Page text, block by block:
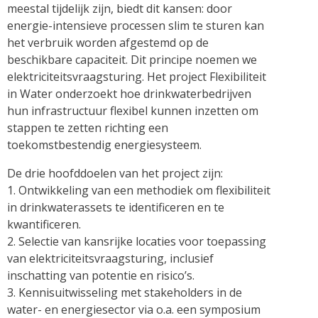
meestal tijdelijk zijn, biedt dit kansen: door
energie-intensieve processen slim te sturen kan
het verbruik worden afgestemd op de
beschikbare capaciteit. Dit principe noemen we
elektriciteitsvraagsturing. Het project Flexibiliteit
in Water onderzoekt hoe drinkwaterbedrijven
hun infrastructuur flexibel kunnen inzetten om
stappen te zetten richting een
toekomstbestendig energiesysteem.
De drie hoofddoelen van het project zijn:
1. Ontwikkeling van een methodiek om flexibiliteit
in drinkwaterassets te identificeren en te
kwantificeren.
2. Selectie van kansrijke locaties voor toepassing
van elektriciteitsvraagsturing, inclusief
inschatting van potentie en risico’s.
3. Kennisuitwisseling met stakeholders in de
water- en energiesector via o.a. een symposium